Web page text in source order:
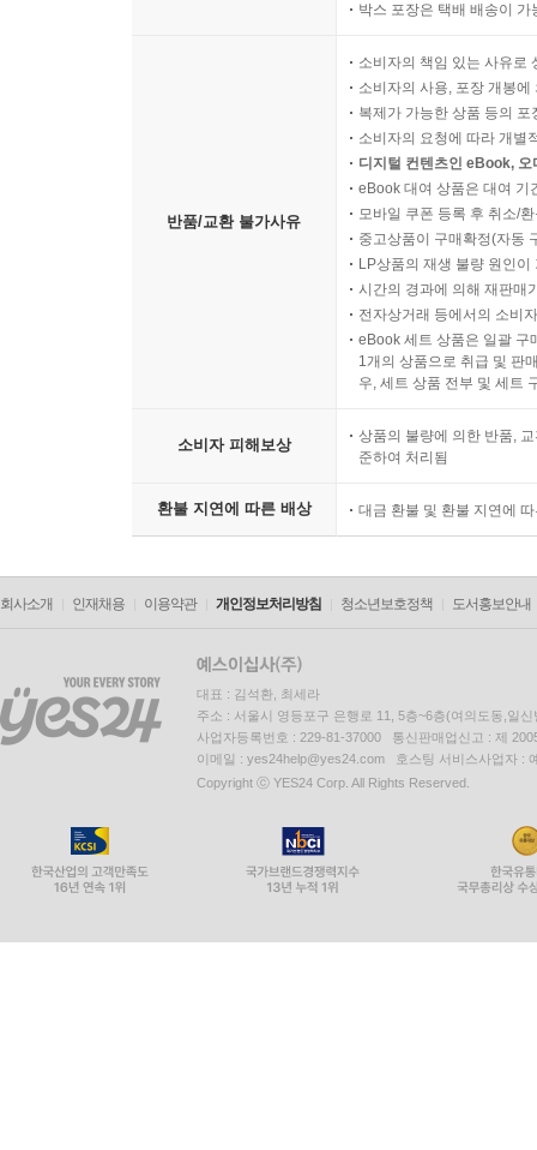
박스 포장은 택배 배송이
반품/교환 불가사유
소비자의 책임 있는 사유로
소비자의 사용, 포장 개봉
복제가 가능한 상품 등의
소비자의 요청에 따라 개별
디지털 컨텐츠인 eBook,
eBook 대여 상품은 대여 기
모바일 쿠폰 등록 후 취소/
중고상품이 구매확정(자동
LP상품의 재생 불량 원인
시간의 경과에 의해 재판매
전자상거래 등에서의 소비
eBook 세트 상품은 일괄 구
1개의 상품으로 취급 및 판
우, 세트 상품 전부 및 세트
소비자 피해보상
상품의 불량에 의한 반품,
준하여 처리됨
환불 지연에 따른 배상 대금 환불 및 환불 지연에
회사소개 인재채용 이용약관 개인정보처리방침 청소년보호정책 도서홍보안내
대표 : 김석환, 최세라
주소 : 서울시 영등포구 은행로 11, 5층~6층(여의도동,일신
사업자등록번호 : 229-81-37000 통신판매업신고 : 제
이메일 : yes24help@yes24.com 호스팅 서비스사업자 :
Copyright ⓒ YES24 Corp. All Rights Reserved.